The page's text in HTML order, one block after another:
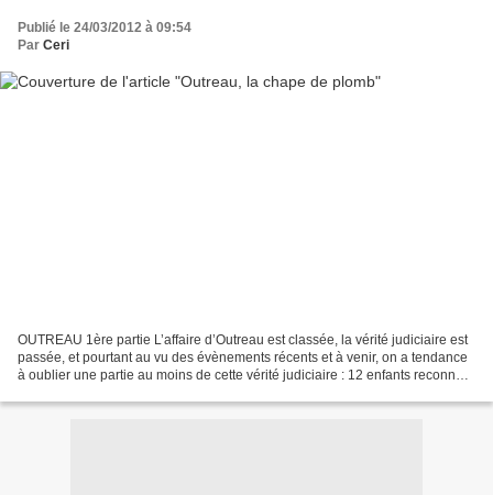
Publié le 24/03/2012 à 09:54
Par Ceri
OUTREAU 1ère partie L’affaire d’Outreau est classée, la vérité judiciaire est
passée, et pourtant au vu des évènements récents et à venir, on a tendance
à oublier une partie au moins de cette vérité judiciaire : 12 enfants reconnus